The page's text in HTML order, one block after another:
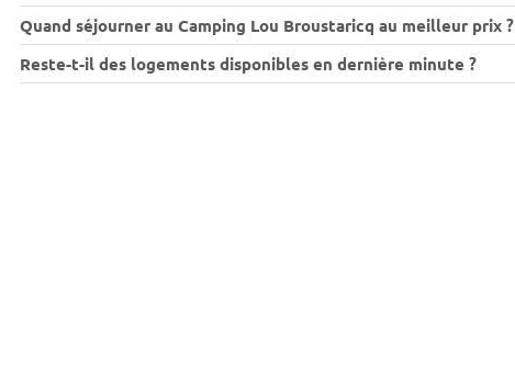
Quand séjourner au Camping Lou Broustaricq au meilleur prix ?
Reste-t-il des logements disponibles en dernière minute ?